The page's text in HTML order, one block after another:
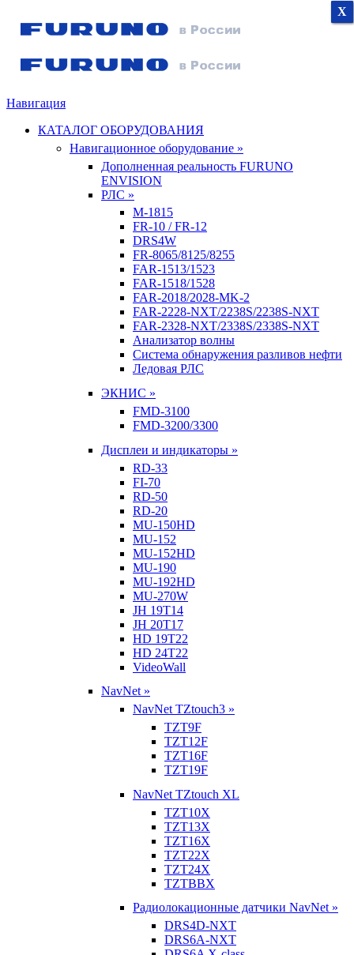
Навигация
КАТАЛОГ ОБОРУДОВАНИЯ
Навигационное оборудование »
Дополненная реальность FURUNO
ENVISION
РЛС »
M-1815
FR-10 / FR-12
DRS4W
FR-8065/8125/8255
FAR-1513/1523
FAR-1518/1528
FAR-2018/2028-MK-2
FAR-2228-NXT/2238S/2238S-NXT
FAR-2328-NXT/2338S/2338S-NXT
Анализатор волны
Система обнаружения разливов нефти
Ледовая РЛС
ЭКНИС »
FMD-3100
FMD-3200/3300
Дисплеи и индикаторы »
RD-33
FI-70
RD-50
RD-20
MU-150HD
MU-152
MU-152HD
MU-190
MU-192HD
MU-270W
JH 19T14
JH 20T17
HD 19T22
HD 24T22
VideoWall
NavNet »
NavNet TZtouch3 »
TZT9F
TZT12F
TZT16F
TZT19F
NavNet TZtouch XL
TZT10X
TZT13X
TZT16X
TZT22X
TZT24X
TZTBBX
Радиолокационные датчики NavNet »
DRS4D-NXT
DRS6A-NXT
X
X
X